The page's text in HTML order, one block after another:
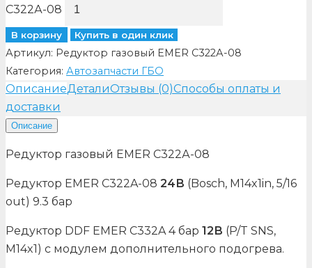
С322А-08
В корзину Купить в один клик
Артикул: Редуктор газовый EMER С322А-08
Категория: Автозапчасти ГБО
ОписаниеДеталиОтзывы (0)Способы оплаты и
доставки
Описание
Редуктор газовый EMER С322А-08
Редуктор EMER C322A-08 24В (Bosch, M14x1in, 5/16
out) 9.3 бар
Редуктор DDF EMER С332A 4 бар 12В (P/T SNS,
M14x1) с модулем дополнительного подогрева.